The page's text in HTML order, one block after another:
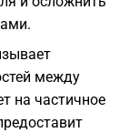
между
на частичное